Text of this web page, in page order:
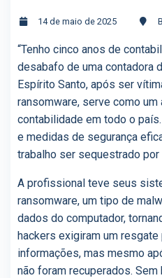
14 de maio de 2025
“Tenho cinco anos de
desabafo de uma contadora
Espírito Santo, após ser
ransomware, serve como
contabilidade em todo o
e medidas de segurança
trabalho ser sequestrado
A profissional teve seus
ransomware, um tipo de
dados do computador,
hackers exigiram um resgate
informações, mas mesmo
não foram recuperados.